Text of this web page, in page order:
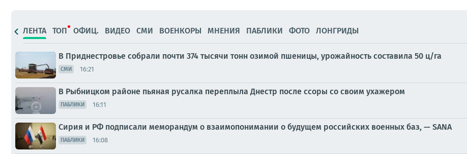
ЛЕНТА ТОП ОФИЦ. ВИДЕО СМИ ВОЕНКОРЫ МНЕНИЯ ПАБЛИКИ ФОТО ЛОНГРИДЫ
В Приднестровье собрали почти 374 тысячи тонн озимой пшеницы, урожайность составила 50 ц/га
СМИ 16:21
В Рыбницком районе пьяная русалка переплыла Днестр после ссоры со своим ухажером
ПАБЛИКИ 16:11
Сирия и РФ подписали меморандум о взаимопонимании о будущем российских военных баз, — SANA
ПАБЛИКИ 16:08